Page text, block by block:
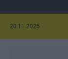
20.11.2025